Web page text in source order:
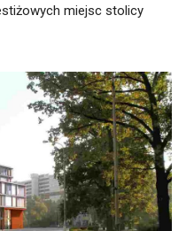
miejsc stolicy